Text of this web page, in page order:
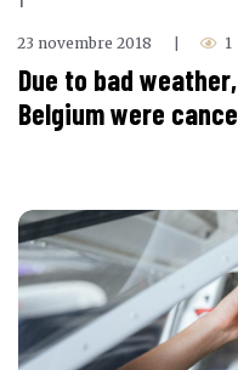
23 novembre 2018 1
Due to bad
Belgium were